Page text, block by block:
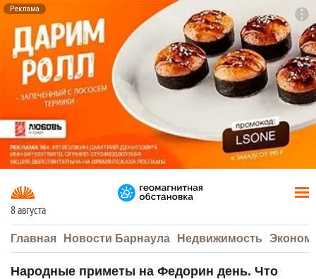
Реклама
8 августа
Главная Новости Барнаула Недвижимость
Народные приметы на Федорин день. Что